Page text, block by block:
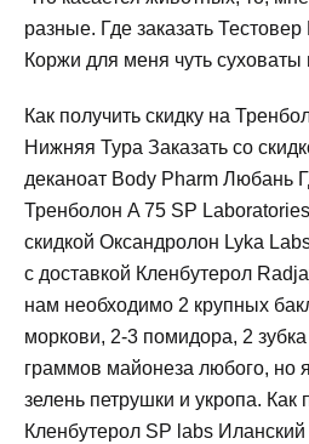
разные. Где заказать
Коржи для меня чуть суховаты
Как получить скидку на
Нижняя Тура Заказать со
деканоат Body Pharm Любань
Тренболон A 75 SP
скидкой Оксандролон Lyka
с доставкой Кленбутерол
нам необходимо 2 крупных
моркови, 2-3 помидора, 2
граммов майонеза любого, но
зелень петрушки и укропа. Как
Кленбутерол SP labs